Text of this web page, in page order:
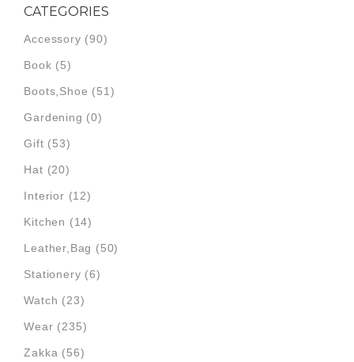
CATEGORIES
Accessory (90)
Book (5)
Boots,Shoe (51)
Gardening (0)
Gift (53)
Hat (20)
Interior (12)
Kitchen (14)
Leather,Bag (50)
Stationery (6)
Watch (23)
Wear (235)
Zakka (56)